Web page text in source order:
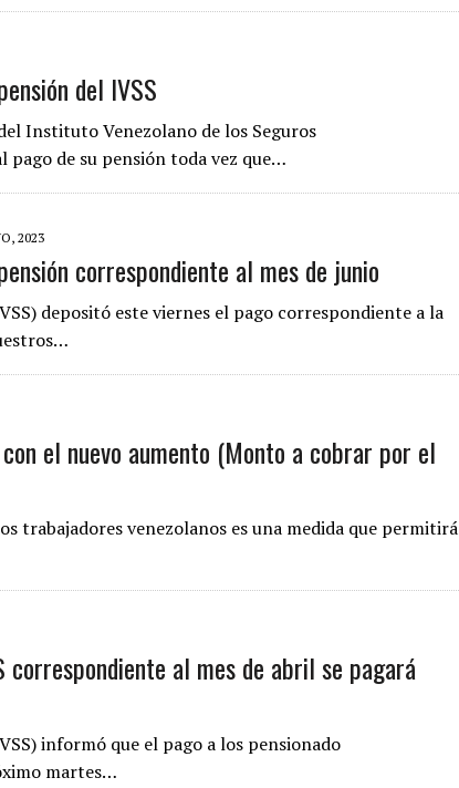
del IVSS
Instituto Venezolano de los Seguros
pago de su pensión toda vez que…
2023
correspondiente al mes de junio
depositó este viernes el pago correspondiente a la
el nuevo aumento (Monto a cobrar por el
trabajadores venezolanos es una medida que permitirá
correspondiente al mes de abril se pagará
informó que el pago a los pensionado
martes…